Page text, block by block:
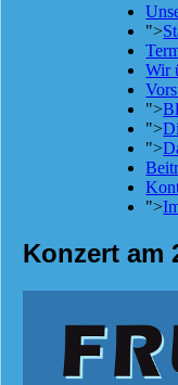
">
Wir
">
">
">
">
Konzert am